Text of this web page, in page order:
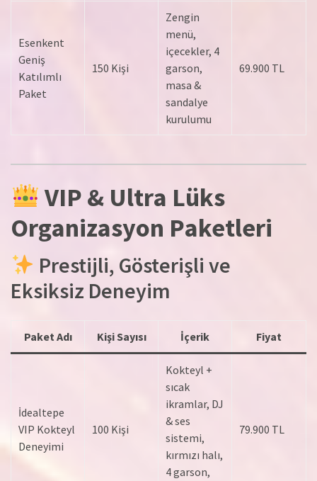
Esenkent
Geniş
Katılımlı
Paket
150 Kişi
Zengin
menü,
içecekler, 4
garson,
masa &
sandalye
kurulumu
69.900 TL
VIP & Ultra Lüks
Organizasyon Paketleri
Prestijli, Gösterişli ve
Eksiksiz Deneyim
Paket Adı Kişi Sayısı İçerik Fiyat
İdealtepe
VIP Kokteyl
Deneyimi
100 Kişi
Kokteyl +
sıcak
ikramlar, DJ
& ses
sistemi,
kırmızı halı,
4 garson,
79.900 TL